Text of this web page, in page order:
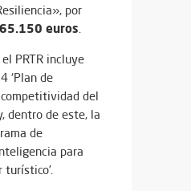
por
euros.
PRTR incluye
‘Plan de
del
dentro de este, la
de
para